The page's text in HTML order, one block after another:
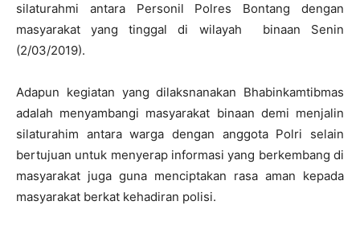
silaturahmi antara Personil Polres Bontang dengan
masyarakat yang tinggal di wilayah binaan Senin
(2/03/2019).
Adapun kegiatan yang dilaksnanakan Bhabinkamtibmas
adalah menyambangi masyarakat binaan demi menjalin
silaturahim antara warga dengan anggota Polri selain
bertujuan untuk menyerap informasi yang berkembang di
masyarakat juga guna menciptakan rasa aman kepada
masyarakat berkat kehadiran polisi.